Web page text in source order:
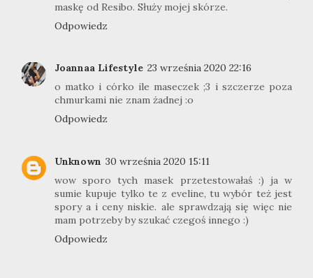
maskę od Resibo. Służy mojej skórze.
Odpowiedz
Joannaa Lifestyle 23 września 2020 22:16
o matko i córko ile maseczek ;3 i szczerze poza
chmurkami nie znam żadnej :o
Odpowiedz
Unknown 30 września 2020 15:11
wow sporo tych masek przetestowałaś :) ja w
sumie kupuje tylko te z eveline, tu wybór też jest
spory a i ceny niskie. ale sprawdzają się więc nie
mam potrzeby by szukać czegoś innego :)
Odpowiedz